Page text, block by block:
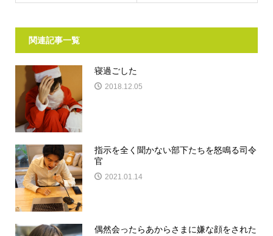
関連記事一覧
寝過ごした
2018.12.05
指示を全く聞かない部下たちを怒鳴る司令
官
2021.01.14
偶然会ったらあからさまに嫌な顔をされた